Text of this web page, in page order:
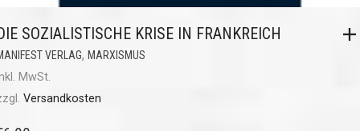
SOZIALISTISCHE KRISE IN FRANKREICH
VERLAG, MARXISMUS
MwSt.
Versandkosten